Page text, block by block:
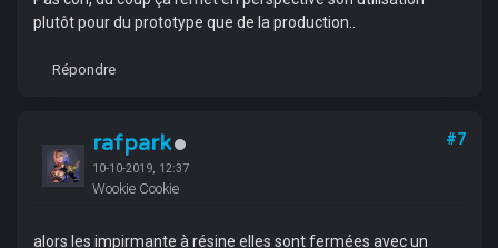
plutôt pour du prototype que de la production..
Répondre
rafpark
10-10-2019, 12:37
Wookie Cookie
#7
alors les impirmante à résine elles sont fermées avec un